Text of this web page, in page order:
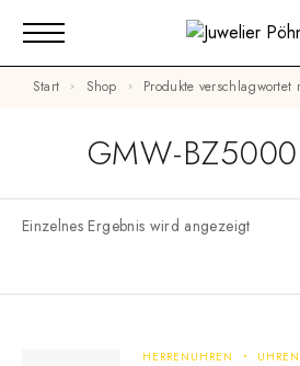
Start Shop Produkte verschlagwortet
GMW-
Einzelnes Ergebnis wird angezeigt
HERRENUHREN UHREN